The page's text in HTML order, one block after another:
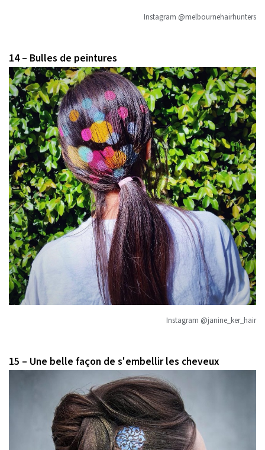
Instagram @melbournehairhunters
14 – Bulles de peintures
Instagram @janine_ker_hair
15 – Une belle façon de s'embellir les cheveux